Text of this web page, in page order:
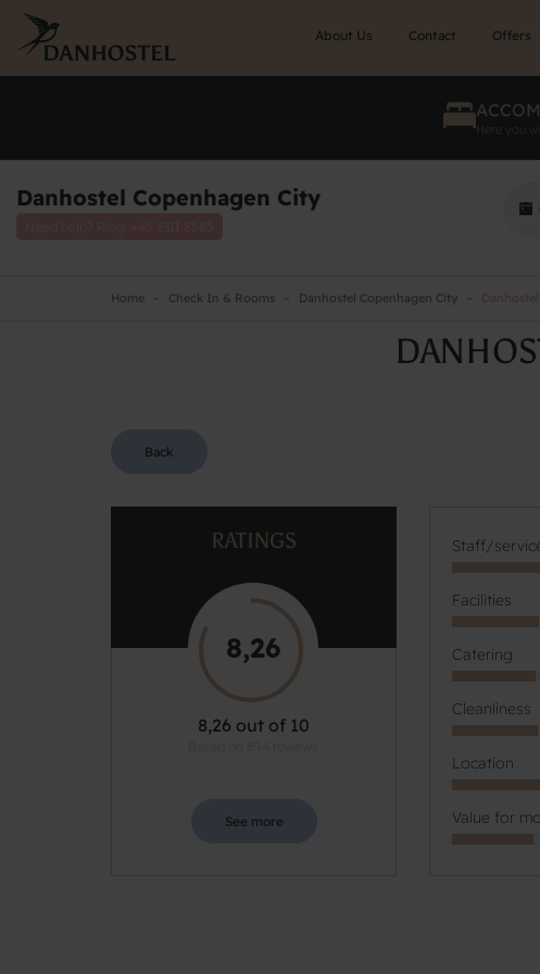
main
content
About Us Contact Offers
Here you
Danhostel Copenhagen City
Home Check In & Rooms Danhostel Copenhagen City
Back
RATINGS
8,26
8,26 out of 10
Based on 894 reviews
See more
Staff/
Facilities
Catering
Cleanliness
Location
Value for